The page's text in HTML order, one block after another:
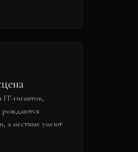
гигантов,
рождаются
а местные умеют